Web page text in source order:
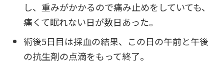
し、重みがかかるので痛み止めをしていても、
痛くて眠れない日が数日あった。
術後5日目は採血の結果、この日の午前と午後
の抗生剤の点滴をもって終了。